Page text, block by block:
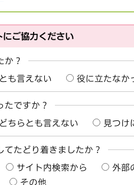
にご協力ください
か？
も言えない 役に立たなか
たですか？
どちらとも言えない 見つけ
てたどり着きましたか？
サイト内検索から
外部
その他